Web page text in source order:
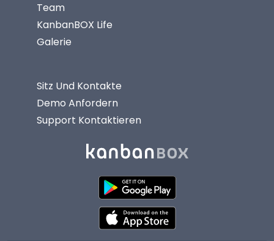
Team
KanbanBOX Life
Galerie
Sitz Und Kontakte
Demo Anfordern
Support Kontaktieren